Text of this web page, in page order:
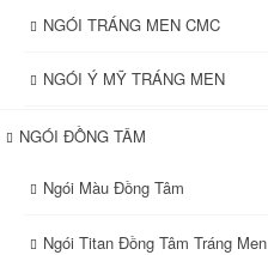
NGÓI TRÁNG MEN CMC
NGÓI Ý MỸ TRÁNG MEN
NGÓI ĐỒNG TÂM
Ngói Màu Đồng Tâm
Ngói Titan Đồng Tâm Tráng Men